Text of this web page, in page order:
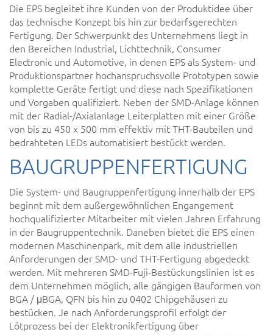
Die EPS begleitet ihre Kunden von der Produktidee über
das technische Konzept bis hin zur bedarfsgerechten
Fertigung. Der Schwerpunkt des Unternehmens liegt in
den Bereichen Industrial, Lichttechnik, Consumer
Electronic und Automotive, in denen EPS als System- und
Produktionspartner hochanspruchsvolle Prototypen sowie
komplette Geräte fertigt und diese nach Spezifikationen
und Vorgaben qualifiziert. Neben der SMD-Anlage können
mit der Radial-/Axialanlage Leiterplatten mit einer Größe
von bis zu 450 x 500 mm effektiv mit THT-Bauteilen und
bedrahteten LEDs automatisiert bestückt werden.
BAUGRUPPENFERTIGUNG
Die System- und Baugruppenfertigung innerhalb der EPS
beginnt mit dem außergewöhnlichen Engangement
hochqualifizierter Mitarbeiter mit vielen Jahren Erfahrung
in der Baugruppentechnik. Daneben bietet die EPS einen
modernen Maschinenpark, mit dem alle industriellen
Anforderungen der SMD- und THT-Fertigung abgedeckt
werden. Mit mehreren SMD-Fuji-Bestückungslinien ist es
dem Unternehmen möglich, alle gängigen Bauformen von
BGA / μBGA, QFN bis hin zu 0402 Chipgehäusen zu
bestücken. Je nach Anforderungsprofil erfolgt der
Lötprozess bei der Elektronikfertigung über